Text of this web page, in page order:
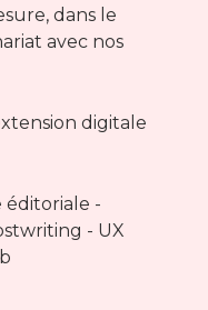
dans le
avec nos
digitale
éditoriale -
- UX